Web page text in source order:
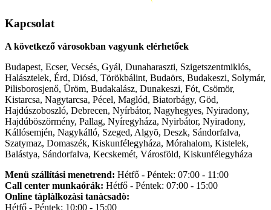
Kapcsolat
A következő városokban vagyunk elérhetőek
Budapest, Ecser, Vecsés, Gyál, Dunaharaszti, Szigetszentmiklós,
Halásztelek, Érd, Diósd, Törökbálint, Budaörs, Budakeszi, Solymár,
Pilisborosjenő, Üröm, Budakalász, Dunakeszi, Fót, Csömör,
Kistarcsa, Nagytarcsa, Pécel, Maglód, Biatorbágy, Göd,
Hajdúszoboszló, Debrecen, Nyírbátor, Nagyhegyes, Nyiradony,
Hajdúböszörmény, Pallag, Nyíregyháza, Nyirbátor, Nyiradony,
Kállósemjén, Nagykálló, Szeged, Algyõ, Deszk, Sándorfalva,
Szatymaz, Domaszék, Kiskunfélegyháza, Mórahalom, Kistelek,
Balástya, Sándorfalva, Kecskemét, Városföld, Kiskunfélegyháza
Menü szállítási menetrend: Hétfő - Péntek: 07:00 - 11:00
Call center munkaórák: Hétfő - Péntek: 07:00 - 15:00
Online tàplàlkozàsi tanàcsadò:
Hétfő - Péntek: 10:00 - 15:00